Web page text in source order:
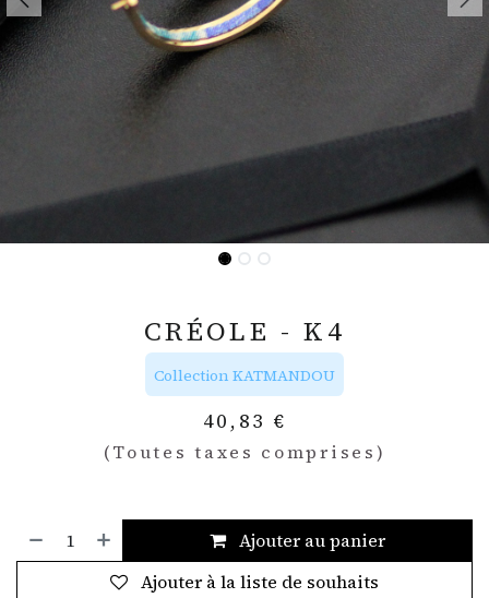
CRÉOLE - K4
Collection KATMANDOU
40,83 €
(Toutes taxes comprises)
Ajouter au panier
Ajouter à la liste de souhaits